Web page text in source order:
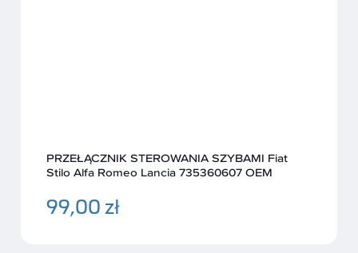
PRZEŁĄCZNIK STEROWANIA SZYBAMI Fiat
Stilo Alfa Romeo Lancia 735360607 OEM
99,00 zł